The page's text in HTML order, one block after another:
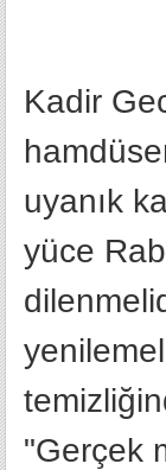
Kadir
uyanık
yüce
"Gerçek